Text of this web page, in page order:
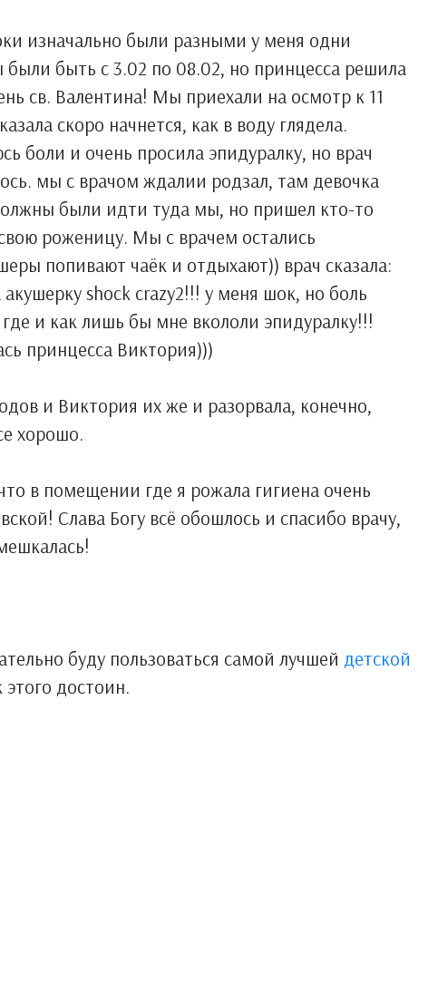
изначально были разными у меня одни
быть с 3.02 по 08.02, но принцесса решила
св. Валентина! Мы приехали на осмотр к 11
скоро начнется, как в воду глядела.
боли и очень просила эпидуралку, но врач
мы с врачом ждалии родзал, там девочка
были идти туда мы, но пришел кто-то
роженицу. Мы с врачем остались
попивают чаёк и отдыхают)) врач сказала:
shock crazy2!!! у меня шок, но боль
и как лишь бы мне вкололи эпидуралку!!!
принцесса Виктория)))
и Виктория их же и разорвала, конечно,
хорошо.
в помещении где я рожала гигиена очень
Слава Богу всё обошлось и спасибо врачу,
буду пользоваться самой лучшей детской
достоин.